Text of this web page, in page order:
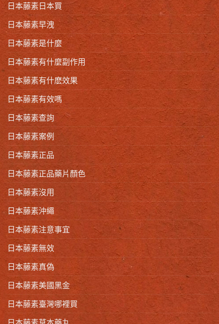
日本藤素日本買
日本藤素早洩
日本藤素是什麼
日本藤素有什麼副作用
日本藤素有什麽效果
日本藤素有效嗎
日本藤素查詢
日本藤素案例
日本藤素正品
日本藤素正品藥片顏色
日本藤素沒用
日本藤素沖繩
日本藤素注意事宜
日本藤素無效
日本藤素真偽
日本藤素美國黑金
日本藤素臺灣哪裡買